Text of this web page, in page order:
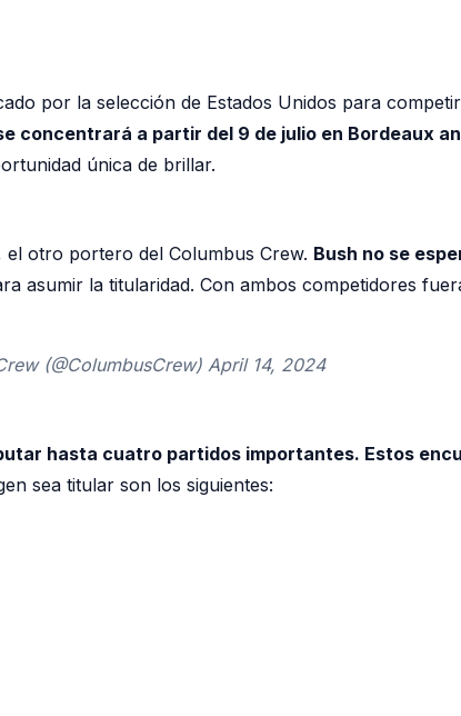
por la selección de Estados Unidos para
concentrará a partir del 9 de julio en Bordeaux
única de brillar.
el otro portero del Columbus Crew. Bush no se
asumir la titularidad. Con ambos competidores
(@ColumbusCrew) April 14, 2024
hasta cuatro partidos importantes. Estos
sea titular son los siguientes: